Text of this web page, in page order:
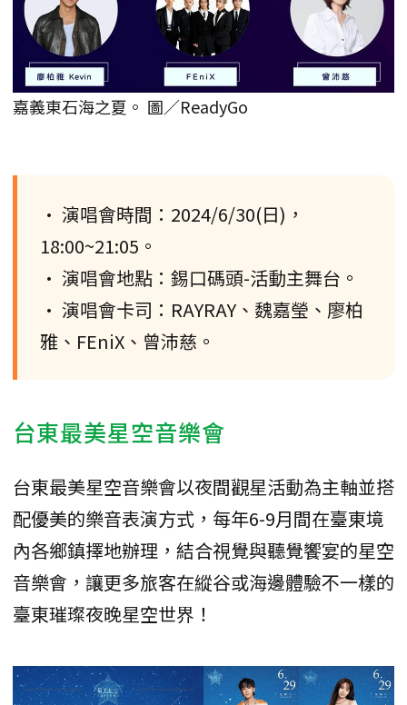
嘉義東石海之夏。 圖／ReadyGo
• 演唱會時間：2024/6/30(日)，
18:00~21:05。
• 演唱會地點：錫口碼頭-活動主舞台。
• 演唱會卡司：RAYRAY、魏嘉瑩、廖柏
雅、FEniX、曾沛慈。
台東最美星空音樂會
台東最美星空音樂會以夜間觀星活動為主軸並搭
配優美的樂音表演方式，每年6-9月間在臺東境
內各鄉鎮擇地辦理，結合視覺與聽覺饗宴的星空
音樂會，讓更多旅客在縱谷或海邊體驗不一樣的
臺東璀璨夜晚星空世界！